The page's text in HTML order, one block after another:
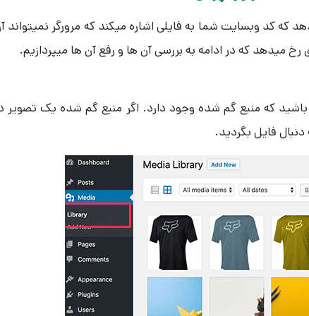
که کد وبسایت شما به فایلی اشاره میکند که مرورگر نمیتواند
رخ میدهد که در ادامه به بررسی آن ها و رفع آن ها میپردازیم.
باشید که منبع گم شده وجود دارد. اگر منبع گم شده یک تصویر
فایل بگردید.